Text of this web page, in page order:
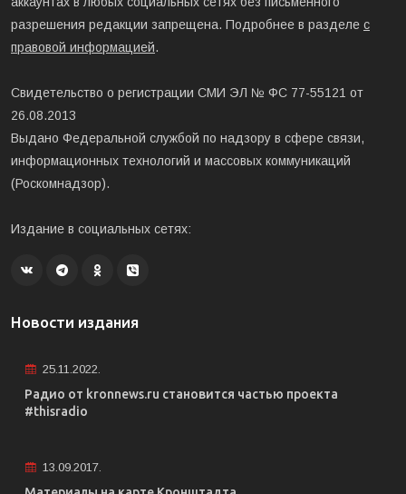
разрешения редакции запрещена. Подробнее в разделе с
правовой информацией.
Свидетельство о регистрации СМИ ЭЛ № ФС 77-55121 от
26.08.2013
Выдано Федеральной службой по надзору в сфере связи,
информационных технологий и массовых коммуникаций
(Роскомнадзор).
Издание в социальных сетях:
Новости издания
25.11.2022.
Радио от kronnews.ru становится частью проекта
#thisradio
13.09.2017.